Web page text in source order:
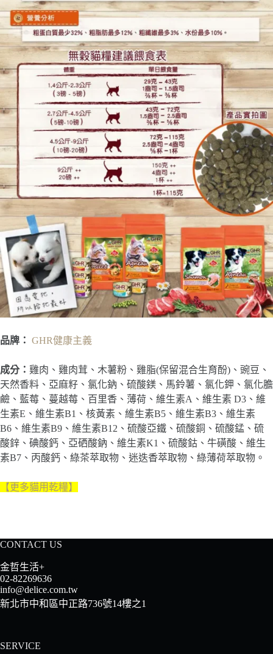
品牌： GHR健康主義
成分： 雞肉、雞肉茸、木薯粉、雞脂(保留混合生育酚)、豌豆、
天然香料、亞麻籽、氯化鈉、硫酸鎂、馬鈴薯、氯化鉀、氯化膽
鹼、藍莓、蔓越莓、百里香、薄荷、維生素A、維生素 D3、維
生素E、維生素B1、核黃素、維生素B5、維生素B3、維生素
B6、維生素B9、維生素B12、硫酸亞鐵、硫酸銅、硫酸錳、硫
酸鋅、碘酸鈣、亞硒酸鈉、維生素K1、硫酸鈷、牛磺酸、維生
素B7、丙酸鈣、綠茶萃取物、迷迭香萃取物、綠薄荷萃取物。
【更多貓用乾糧】
CONTACT US
金哲生活+
02-82269636
info@delice.com.tw
新北市中和區中正路736號14樓之1
SERVICE